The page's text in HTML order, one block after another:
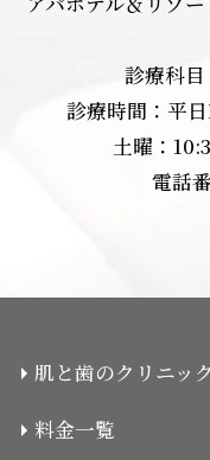
診療科
診療時間：平
土曜：
電話
肌と歯のクリニック
料金一覧